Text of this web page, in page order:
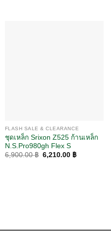
FLASH SALE & CLEARANCE
ชุดเหล็ก Srixon Z525 ก้านเหล็ก
N.S.Pro980gh Flex S
6,900.00฿ Original
6,210.00 ฿Current